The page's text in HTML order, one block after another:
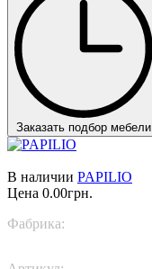
Заказать подбор мебели
В наличии PAPILIO
Цена 0.00грн.
Фабрика: